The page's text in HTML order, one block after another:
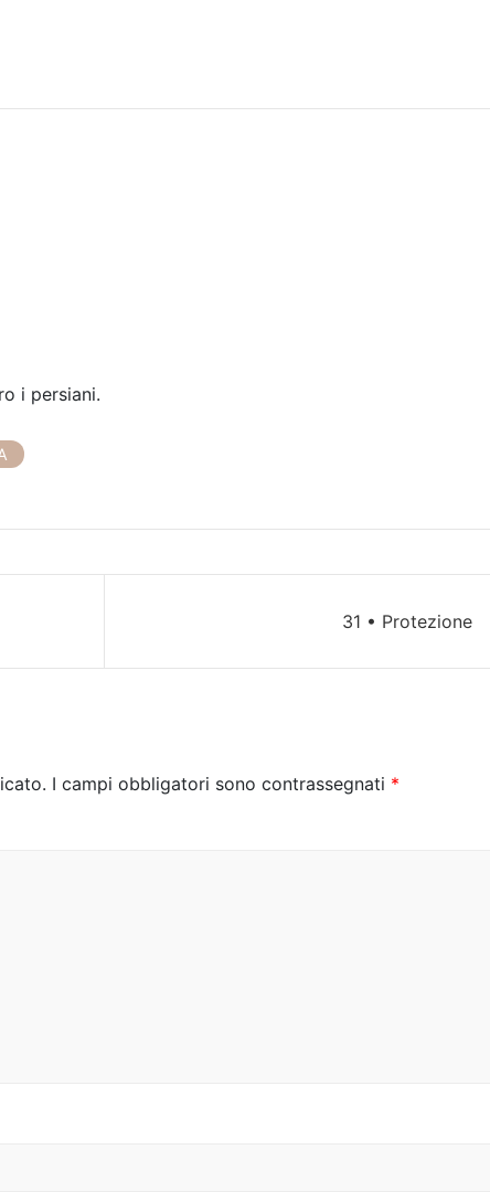
i persiani.
31 • Protezione
I campi obbligatori sono contrassegnati *